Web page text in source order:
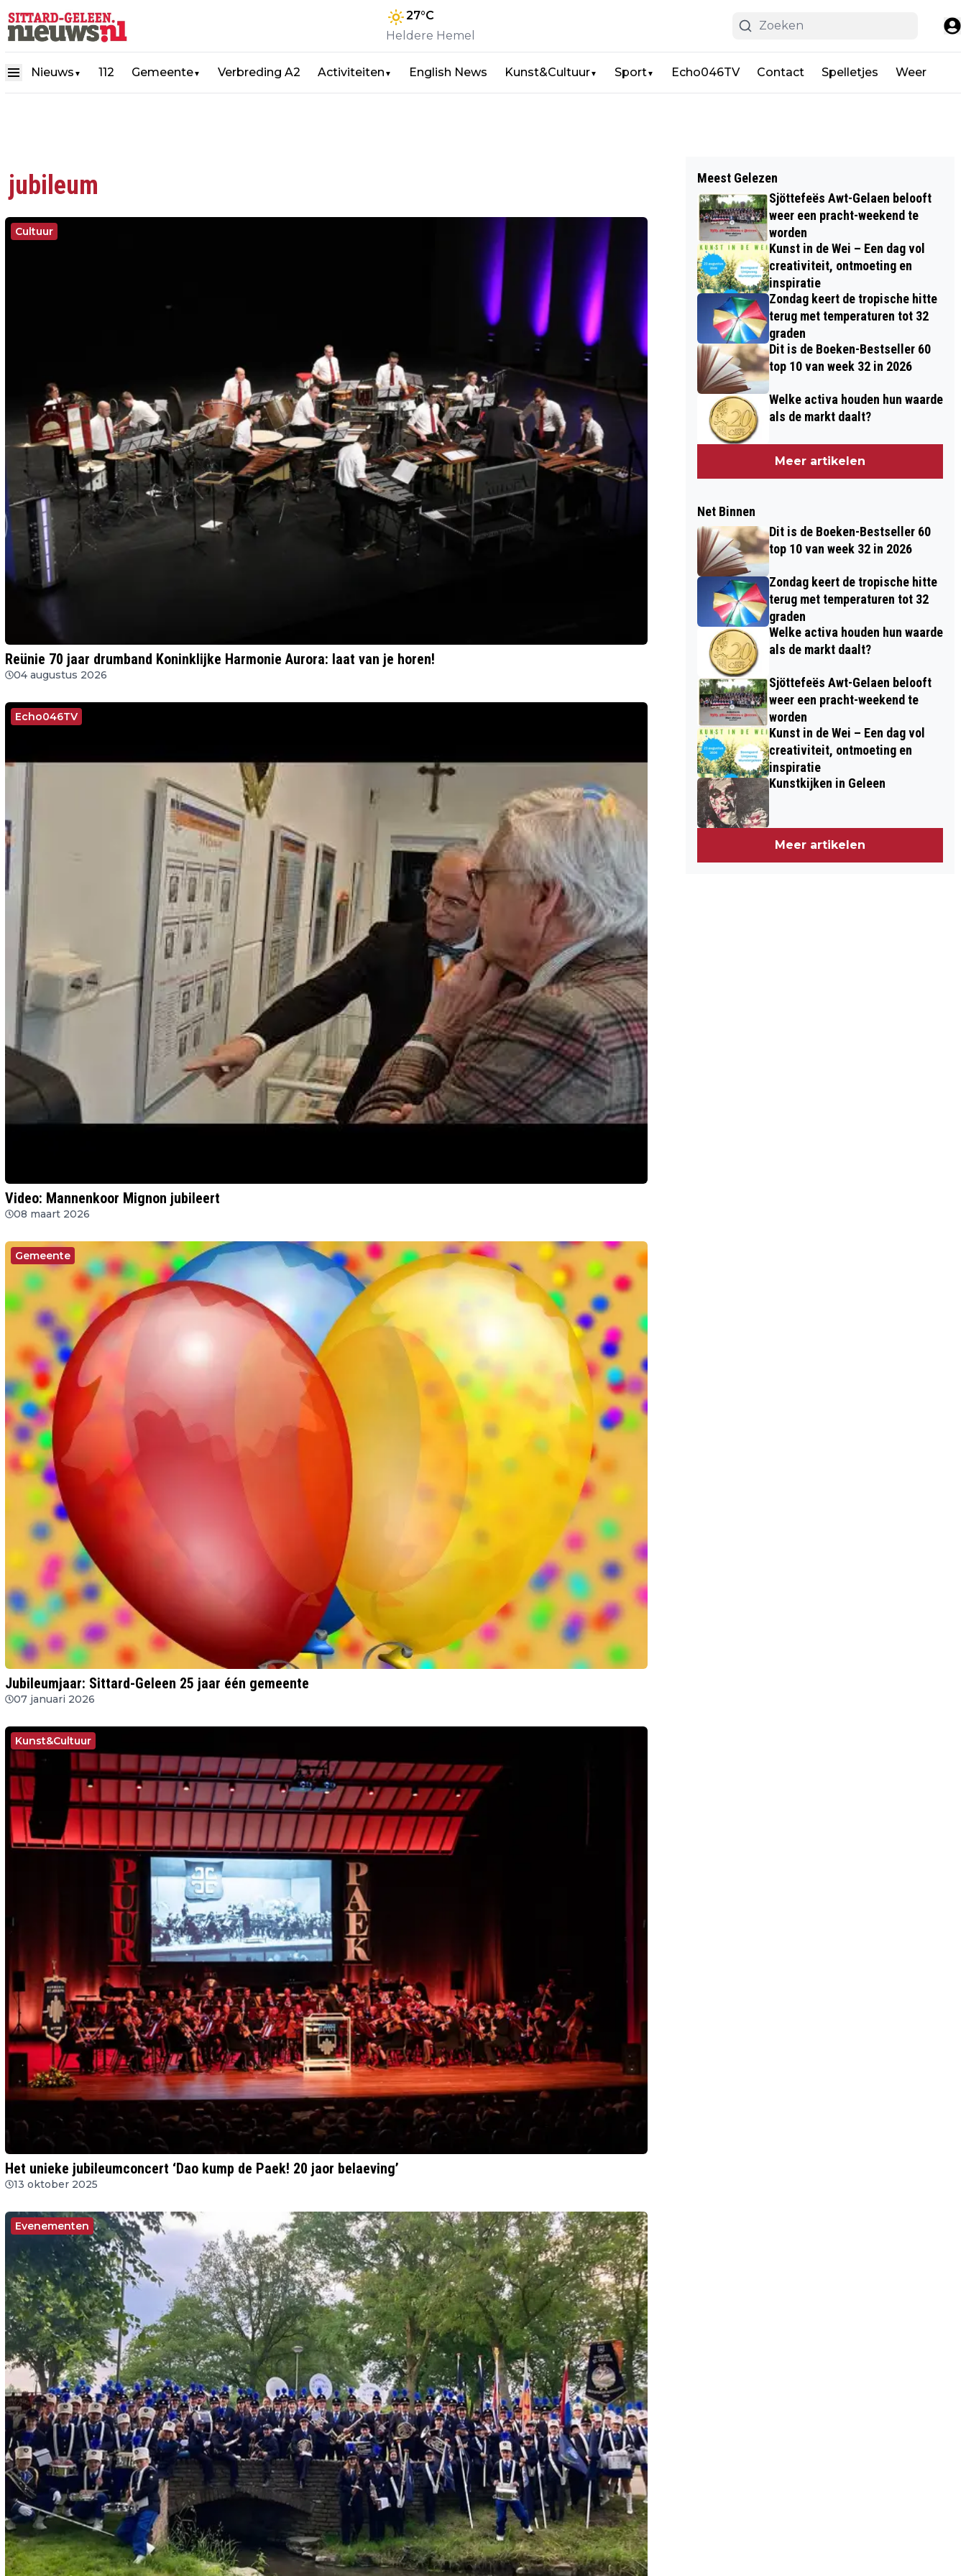
27°C
Heldere Hemel
Nieuws ▼ 112 Gemeente▼ Verbreding A2 Activiteiten ▼ English News Kunst&Cultuur▼ Sport▼ Echo046TV Contact Spelletjes Weer
jubileum
Cultuur
Reünie 70 jaar drumband Koninklijke Harmonie Aurora: laat van je horen!
04 augustus 2026
Echo046TV
Video: Mannenkoor Mignon jubileert
08 maart 2026
Gemeente
Jubileumjaar: Sittard-Geleen 25 jaar één gemeente
07 januari 2026
Kunst&Cultuur
Het unieke jubileumconcert ‘Dao kump de Paek! 20 jaor belaeving’
13 oktober 2025
Evenementen
Meest Gelezen
Sjöttefeës Awt-Gelaen belooft
weer een pracht-weekend te
worden
Kunst in de Wei – Een dag vol
creativiteit, ontmoeting en
inspiratie
Zondag keert de tropische hitte
terug met temperaturen tot 32
graden
Dit is de Boeken-Bestseller 60
top 10 van week 32 in 2026
Welke activa houden hun waarde
als de markt daalt?
Meer artikelen
Net Binnen
Dit is de Boeken-Bestseller 60
top 10 van week 32 in 2026
Zondag keert de tropische hitte
terug met temperaturen tot 32
graden
Welke activa houden hun waarde
als de markt daalt?
Sjöttefeës Awt-Gelaen belooft
weer een pracht-weekend te
worden
Kunst in de Wei – Een dag vol
creativiteit, ontmoeting en
inspiratie
Kunstkijken in Geleen
Meer artikelen